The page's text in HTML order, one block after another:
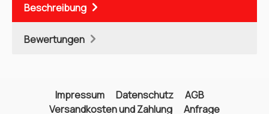
Beschreibung
Bewertungen
Impressum Datenschutz
AGB
Versandkosten und Zahlung
Anfrage